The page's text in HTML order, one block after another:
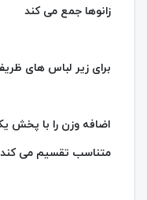
زانوها جمع می کند
برای زیر لباس های
اضافه وزن را با پخش
متناسب تقسیم می کند